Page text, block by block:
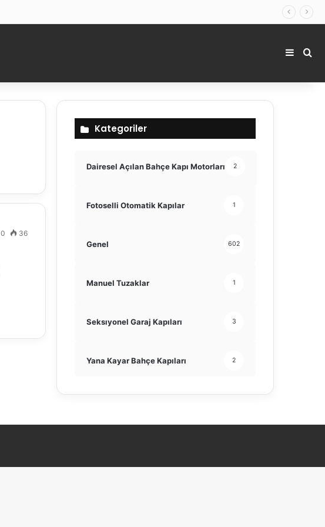
Kenar
0 36
Kategoriler
Dairesel Açılan Bahçe Kapı Motorları 2
Fotoselli Otomatik Kapılar 1
Genel 602
Manuel Tuzaklar 1
Seksıyonel Garaj Kapıları 3
Yana Kayar Bahçe Kapıları 2